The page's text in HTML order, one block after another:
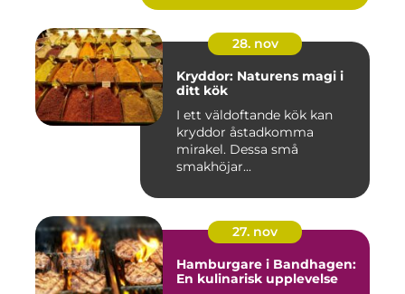
28. nov
Kryddor: Naturens magi i
ditt kök
I ett väldoftande kök kan
kryddor åstadkomma
mirakel. Dessa små
smakhöjar...
27. nov
Hamburgare i Bandhagen:
En kulinarisk upplevelse